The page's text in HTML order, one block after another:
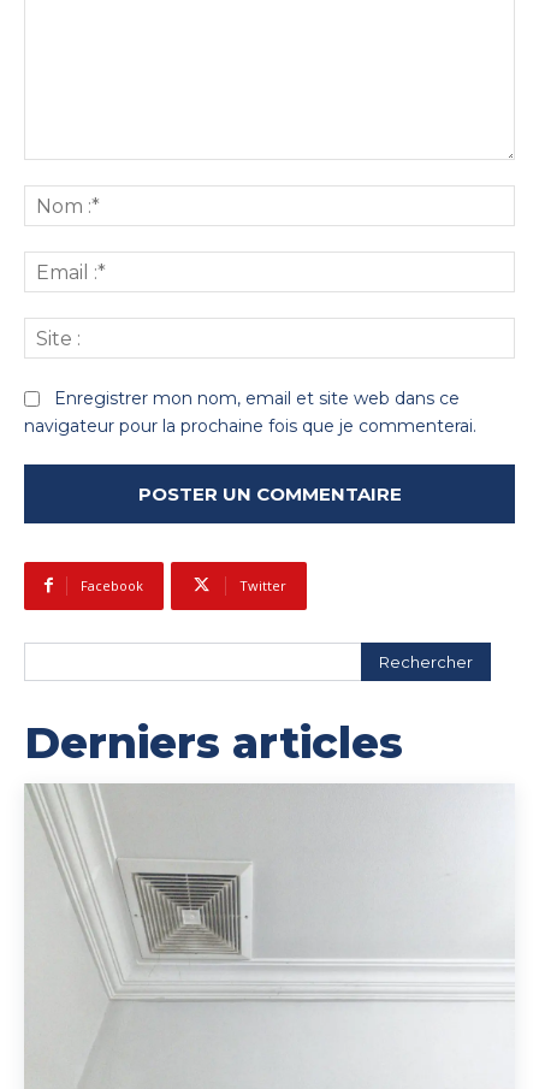
:*
:*
:
Enregistrer mon nom, email et site web dans ce
navigateur pour la prochaine fois que je commenterai.
Facebook Twitter
Rechercher
Derniers articles